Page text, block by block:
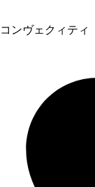
コンヴェクィティ